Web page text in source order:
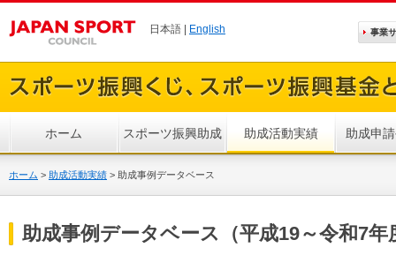
日本語 | English 事業
ホーム スポーツ振興助成 助成活動実績 助成申
ホーム > 助成活動実績 > 助成事例データベース
助成事例データベース（平成19～令和7年